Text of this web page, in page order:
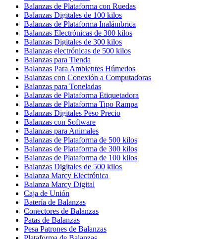
Balanzas de Plataforma con Ruedas
Balanzas Digitales de 100 kilos
Balanzas de Plataforma Inalámbrica
Balanzas Electrónicas de 300 kilos
Balanzas Digitales de 300 kilos
Balanzas electrónicas de 500 kilos
Balanzas para Tienda
Balanzas Para Ambientes Húmedos
Balanzas con Conexión a Computadoras
Balanzas para Toneladas
Balanzas de Plataforma Etiquetadora
Balanzas de Plataforma Tipo Rampa
Balanzas Digitales Peso Precio
Balanzas con Software
Balanzas para Animales
Balanzas de Plataforma de 500 kilos
Balanzas de Plataforma de 300 kilos
Balanzas de Plataforma de 100 kilos
Balanzas Digitales de 500 kilos
Balanza Marcy Electrónica
Balanza Marcy Digital
Caja de Unión
Batería de Balanzas
Conectores de Balanzas
Patas de Balanzas
Pesa Patrones de Balanzas